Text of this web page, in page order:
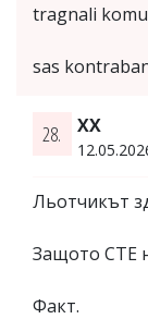
tragnali
sas
28. XX
Льотчикът
Защото СТЕ
Факт.